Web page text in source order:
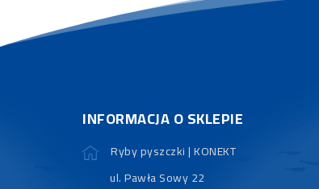
INFORMACJA O SKLEPIE
Ryby pyszczki | KONEKT
ul. Pawła Sowy 22